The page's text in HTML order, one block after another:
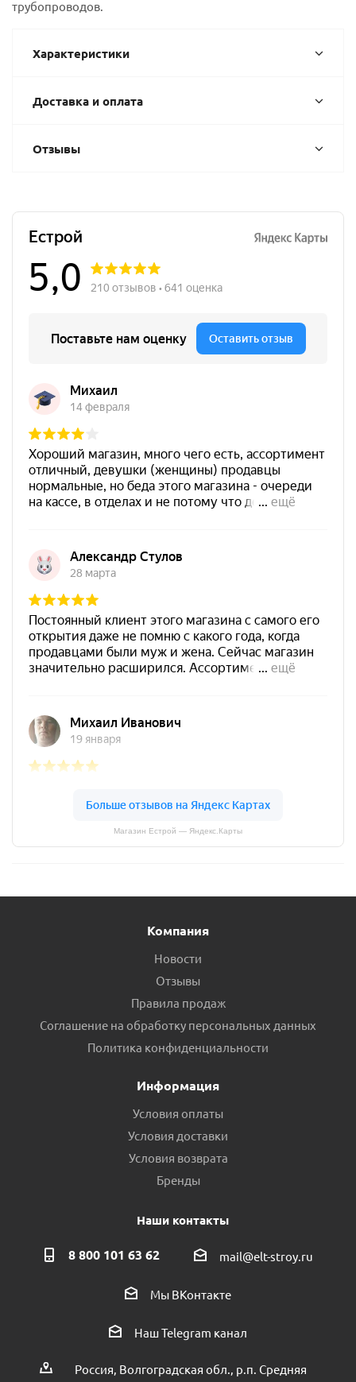
трубопроводов.
Характеристики
Доставка и оплата
Отзывы
Магазин Естрой — Яндекс.Карты
Компания
Новости
Отзывы
Правила продаж
Соглашение на обработку персональных данных
Политика конфиденциальности
Информация
Условия оплаты
Условия доставки
Условия возврата
Бренды
Наши контакты
8 800 101 63 62 mail@elt-stroy.ru
Мы ВКонтакте
Наш Telegram канал
Россия, Волгоградская обл., р.п. Средняя